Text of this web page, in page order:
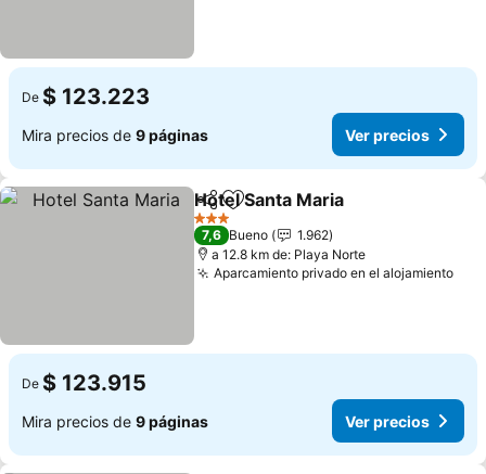
De $ 123.223
Mira precios de 9 páginas Ver precios
CompartirAgregar a favoritos
Hotel Santa Maria
3 Estrellas
7,6 Bueno
1.962
a 12.8 km de: Playa Norte
Aparcamiento privado en el alojamientoVer
De $ 123.915
Mira precios de 9 páginas Ver precios